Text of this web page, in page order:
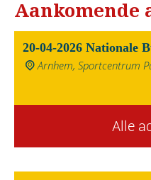
Aankomende
20-04-2026 Nationale
Arnhem, Sportcentrum
Alle